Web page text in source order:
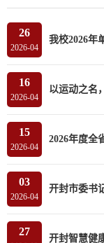
26
2026-04
我校2026年
16
2026-04
15
2026-04
03
2026-04
开封市委书
27